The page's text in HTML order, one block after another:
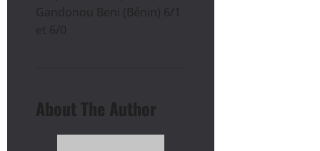
Gandonou Beni (Bénin) 6/1
et 6/0
About The Author